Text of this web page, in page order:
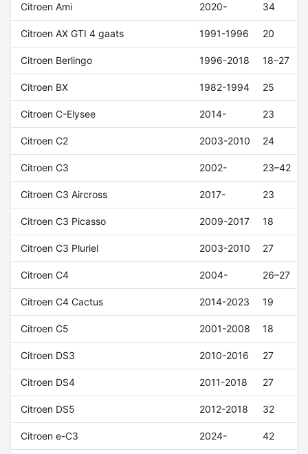
Citroen Ami 2020- 34
Citroen AX GTI 4 gaats 1991-1996 20
Citroen Berlingo 1996-2018 18–27
Citroen BX 1982-1994 25
Citroen C-Elysee 2014- 23
Citroen C2 2003-2010 24
Citroen C3 2002- 23–42
Citroen C3 Aircross 2017- 23
Citroen C3 Picasso 2009-2017 18
Citroen C3 Pluriel 2003-2010 27
Citroen C4 2004- 26–27
Citroen C4 Cactus 2014-2023 19
Citroen C5 2001-2008 18
Citroen DS3 2010-2016 27
Citroen DS4 2011-2018 27
Citroen DS5 2012-2018 32
Citroen e-C3 2024- 42